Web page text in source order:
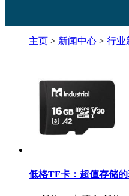
主页 > 新闻中心 > 行业
低格TF卡：超值存储